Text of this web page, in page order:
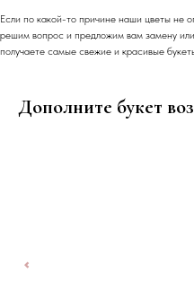
Если по какой-то причине наши цветы не
решим вопрос и предложим вам замену
получаете самые свежие и красивые
Дополните букет